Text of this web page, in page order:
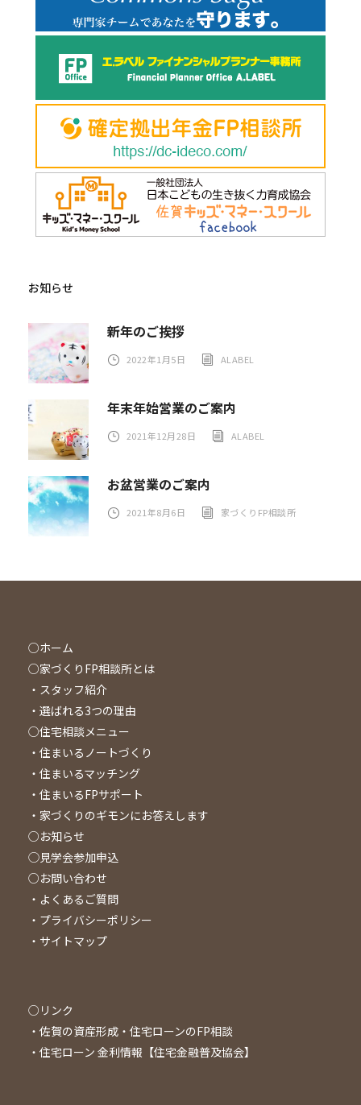
お知らせ
新年のご挨拶
2022年1月5日 ALABEL
年末年始営業のご案内
2021年12月28日 ALABEL
お盆営業のご案内
2021年8月6日 家づくりFP相談所
○ホーム
○家づくりFP相談所とは
・スタッフ紹介
・選ばれる3つの理由
○住宅相談メニュー
・住まいるノートづくり
・住まいるマッチング
・住まいるFPサポート
・家づくりのギモンにお答えします
○お知らせ
◯見学会参加申込
○お問い合わせ
・よくあるご質問
・プライバシーポリシー
・サイトマップ
○リンク
・ 佐賀の資産形成・住宅ローンのFP相談
・ 住宅ローン 金利情報【住宅金融普及協会】